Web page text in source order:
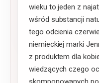
wieku to jeden z
wśród substancji
tego odcienia
niemieckiej marki
z produktem dla
wiedzących czego